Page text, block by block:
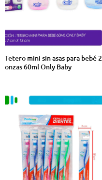
Tetero mini sin asas para bebé 2
onzas 60ml Only Baby